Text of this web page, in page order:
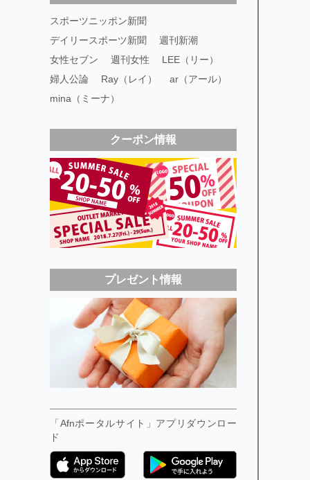
スポーツニッポン新聞
デイリースポーツ新聞
週刊新潮
女性セブン
週刊女性
LEE（リー）
婦人公論
Ray（レイ）
ar（アール）
mina（ミーナ）
クーポン情報
プレゼント情報
「Afnポータルサイト」アプリダウンロー
ド